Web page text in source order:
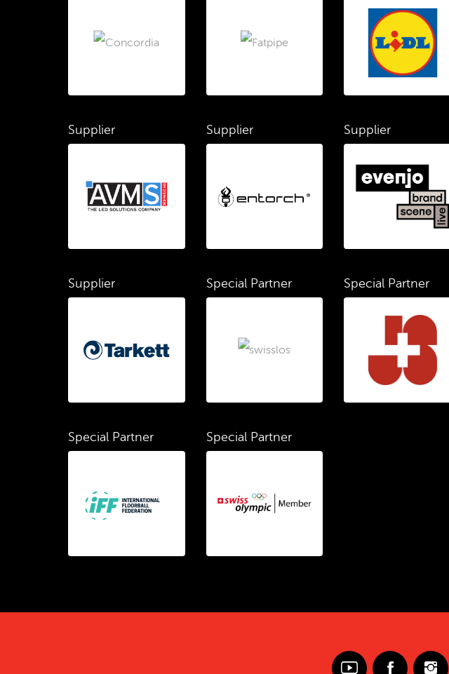
Supplier Supplier Supplier
Supplier Special Partner Special Partner
Special Partner Special Partner